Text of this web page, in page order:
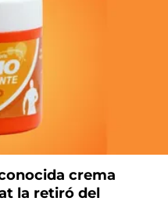
crema
la retiró del